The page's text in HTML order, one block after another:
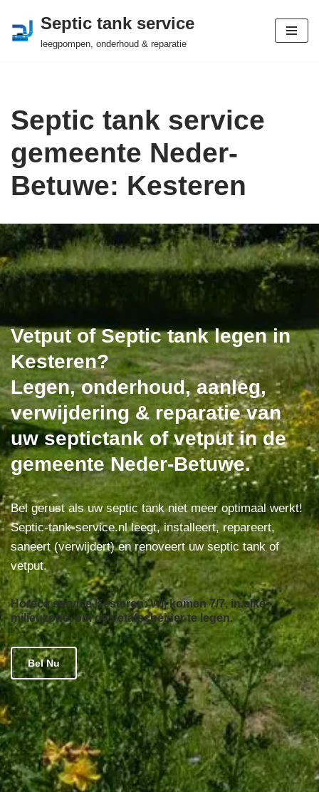
Ga
Septic tank service
leegpompen, onderhoud & reparatie
Septic tank service
gemeente Neder-
Betuwe: Kesteren
Vetput of Septic tank legen in
Kesteren?
Legen, onderhoud, aanleg,
verwijdering & reparatie van
uw septictank of vetput in de
gemeente Neder-Betuwe.
Bel gerust als uw septic tank niet meer optimaal werkt!
Septic-tank-service.nl leegt, installeert, repareert,
saneert (verwijdert) en renoveert uw septic tank of
vetput.
Horeca service Kesteren: Wij komen 7/7, in elke
milieuzone, om de vetafscheider te legen.
Bel Nu